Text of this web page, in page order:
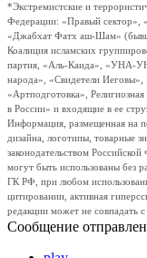
*Экстремистские и
Федерации: «Правый сектор»,
«Джабхат Фатх аш-Шам»
Коалиция исламских
партия, «Аль-Каида», «УНА-
народа», «Свидетели
«Артподготовка»,
в России» и входящие в ее
Информация, размещенная на
дизайна, логотипы, товарные
законодательством
могут быть использованы без
ГК РФ, при любом
цитировании, активная
редакции может не совпадать
Сообщение